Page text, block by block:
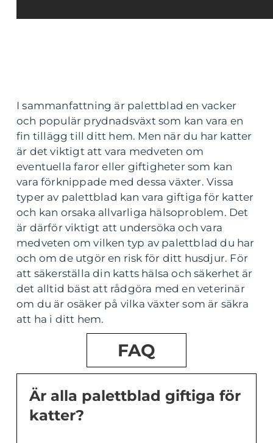
I sammanfattning är palettblad en vacker
och populär prydnadsväxt som kan vara en
fin tillägg till ditt hem. Men när du har katter
är det viktigt att vara medveten om
eventuella faror eller giftigheter som kan
vara förknippade med dessa växter. Vissa
typer av palettblad kan vara giftiga för katter
och kan orsaka allvarliga hälsoproblem. Det
är därför viktigt att undersöka och vara
medveten om vilken typ av palettblad du har
och om de utgör en risk för ditt husdjur. För
att säkerställa din katts hälsa och säkerhet är
det alltid bäst att rådgöra med en veterinär
om du är osäker på vilka växter som är säkra
att ha i ditt hem.
FAQ
Är alla palettblad giftiga för
katter?